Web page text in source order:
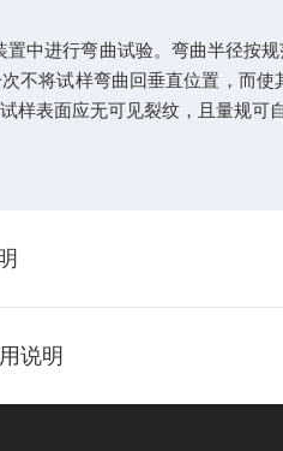
进行弯曲试验。弯曲半径按规
不将试样弯曲回垂直位置，而使
样表面应无可见裂纹，且量规可
说明